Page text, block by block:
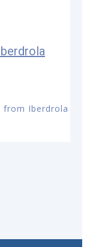
from Iberdrola